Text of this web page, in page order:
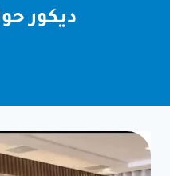
ديكور